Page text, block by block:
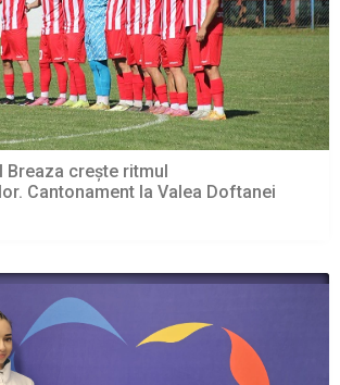
Breaza crește ritmul
Cantonament la Valea Doftanei